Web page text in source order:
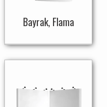
Bayrak, Flama